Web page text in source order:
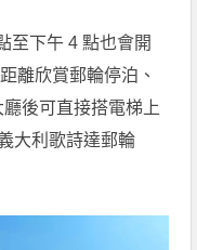
至下午 4 點也會開
離欣賞郵輪停泊、
後可直接搭電梯上
大利歌詩達郵輪